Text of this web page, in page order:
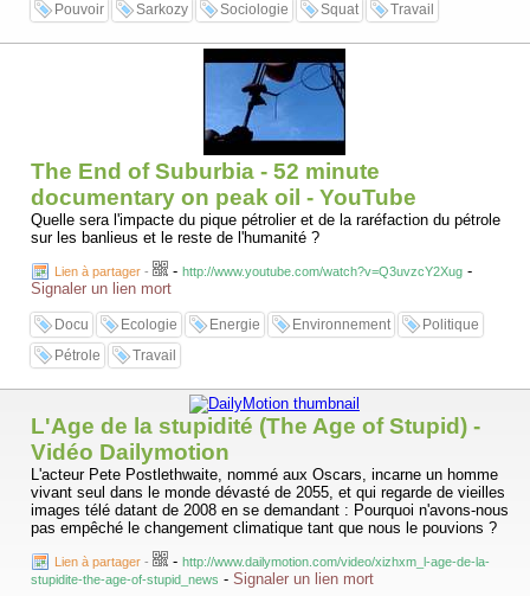
Pouvoir
Sarkozy Sociologie Squat Travail
The End of Suburbia - 52 minute
documentary on peak oil - YouTube
Quelle sera l'impacte du pique pétrolier et de la raréfaction du pétrole
sur les banlieus et le reste de l'humanité ?
Lien à partager - - http://www.youtube.com/watch?v=Q3uvzcY2Xug -
Signaler un lien mort
Docu Ecologie Energie Environnement
Politique
Pétrole
Travail
L'Age de la stupidité (The Age of Stupid) -
Vidéo Dailymotion
L'acteur Pete Postlethwaite, nommé aux Oscars, incarne un homme
vivant seul dans le monde dévasté de 2055, et qui regarde de vieilles
images télé datant de 2008 en se demandant : Pourquoi n'avons-nous
pas empêché le changement climatique tant que nous le pouvions ?
Lien à partager - - http://www.dailymotion.com/video/xizhxm_l-age-de-la-
stupidite-the-age-of-stupid_news - Signaler un lien mort